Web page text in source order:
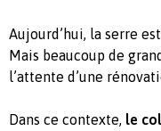
Aujourd’hui, la serre
Mais beaucoup de
l’attente d’une
Dans ce contexte, le